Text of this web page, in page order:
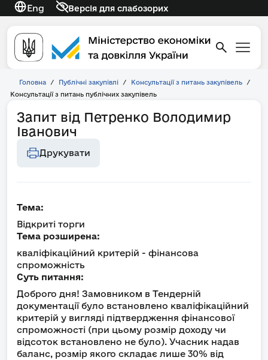
Eng Версія для слабозорих
Головна / Публічні закупівлі / Консультації з питань закупівель
/
Консультації з питань публічних закупівель
Запит від Петренко Володимир
Іванович
Друкувати
Тема:
Відкриті торги
Тема розширена:
кваліфікаційний критерій - фінансова
спроможність
Суть питання:
Доброго дня! Замовником в Тендерній
документації було встановлено кваліфікаційний
критерій у вигляді підтвердження фінансової
спроможності (при цьому розмір доходу чи
відсоток встановлено не було). Учасник надав
баланс, розмір якого складає лише 30% від